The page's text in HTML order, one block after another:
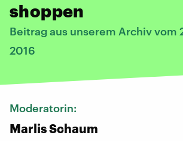
shoppen
Beitrag aus unserem Archiv vom
2016
Moderatorin:
Marlis Schaum